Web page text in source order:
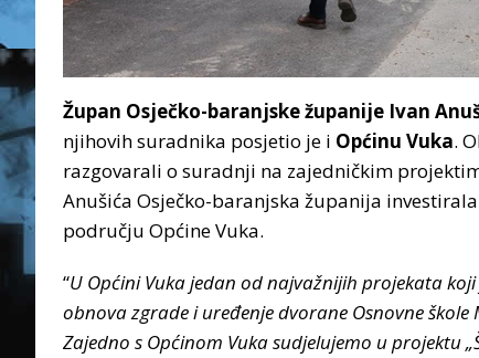
Župan Osječko-baranjske županije Ivan
njihovih suradnika posjetio je i Općinu Vuka.
razgovarali o suradnji na zajedničkim
Anušića Osječko-baranjska županija
području Općine Vuka.
“U Općini Vuka jedan od najvažnijih projekata
obnova zgrade i uređenje dvorane Osnovne
Zajedno s Općinom Vuka sudjelujemo u projektu